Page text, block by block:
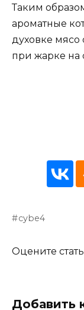
Таким
ароматные
духовке мясо
при жарке на
cybe4
Оцените
Добавить